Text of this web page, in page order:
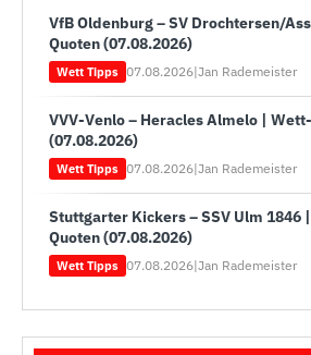
VfB Oldenburg – SV Drochtersen/
Quoten (07.08.2026)
Wett Tipps 07.08.2026|Jan Rademeister
VVV-Venlo – Heracles Almelo |
(07.08.2026)
Wett Tipps 07.08.2026|Jan Rademeister
Stuttgarter Kickers – SSV Ulm 1846
Quoten (07.08.2026)
Wett Tipps 07.08.2026|Jan Rademeister